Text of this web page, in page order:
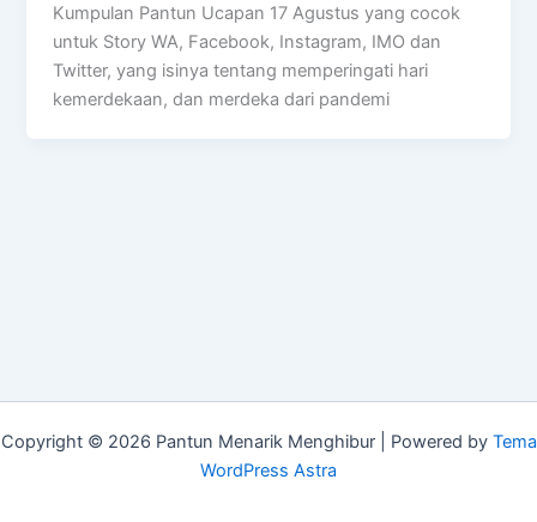
Kumpulan Pantun Ucapan 17 Agustus yang cocok
untuk Story WA, Facebook, Instagram, IMO dan
Twitter, yang isinya tentang memperingati hari
kemerdekaan, dan merdeka dari pandemi
Copyright © 2026 Pantun Menarik Menghibur | Powered by Tema
WordPress Astra